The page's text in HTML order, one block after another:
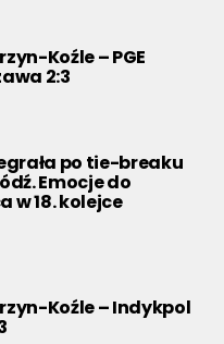
Koźle – PGE
2:3
po tie-breaku
Emocje do
w 18. kolejce
Koźle – Indykpol